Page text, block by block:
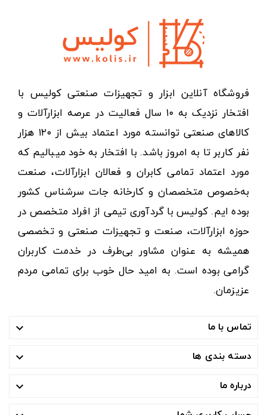
فروشگاه آنلاین ابزار و تجهیزات صنعتی کولیس با
افتخار نزدیک به ۱۰ سال فعالیت در عرصه ابزارآلات و
کالاهای صنعتی توانسته مورد اعتماد بیش از ۱۲۰ هزار
نفر کاربر تا به امروز باشد. با افتخار به خود میبالیم که
مورد اعتماد تمامی کابران و فعالان ابزارآلات، صنعت
به‌خصوص متخصصان و کارخانه جات سرشناس کشور
بوده ایم. کولیس با گردآوری تیمی از افراد متخصص در
حوزه ابزارآلات، صنعت و تجهیزات صنعتی و تخصصی
همیشه به عنوان مشاور بی‌طرف در خدمت کاربران
گرامی بوده است. به امید حال خوب برای تمامی مردم
عزیزمان.
تماس با ما 
دسته بندی ها 
درباره ما 